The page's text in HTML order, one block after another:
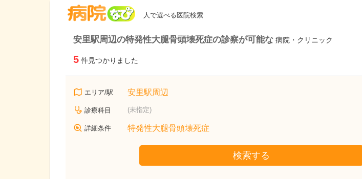
人で選べる医院検索
安里駅周辺の特発性大腿骨頭壊死症の診察が可能な 病院・クリニック
5 件見つかりました
エリア/駅 安里駅周辺
診療科目 (未指定)
詳細条件 特発性大腿骨頭壊死症
検索する